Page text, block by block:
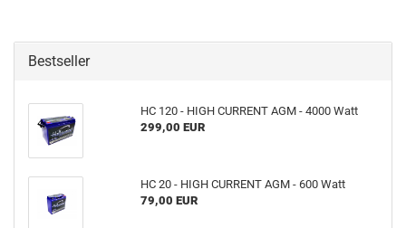
Bestseller
HC 120 - HIGH CURRENT AGM - 4000 Watt
299,00 EUR
HC 20 - HIGH CURRENT AGM - 600 Watt
79,00 EUR